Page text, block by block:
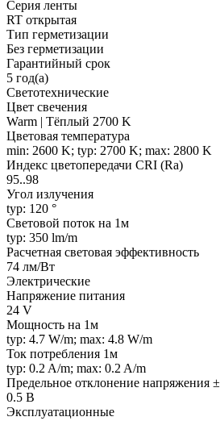
Серия ленты
RT открытая
Тип герметизации
Без герметизации
Гарантийный срок
5 год(а)
Светотехнические
Цвет свечения
Warm | Тёплый 2700 K
Цветовая температура
min: 2600 K; typ: 2700 K; max: 2800 K
Индекс цветопередачи CRI (Ra)
95..98
Угол излучения
typ: 120 °
Световой поток на 1м
typ: 350 lm/m
Расчетная световая эффективность
74 лм/Вт
Электрические
Напряжение питания
24 V
Мощность на 1м
typ: 4.7 W/m; max: 4.8 W/m
Ток потребления 1м
typ: 0.2 A/m; max: 0.2 A/m
Предельное отклонение напряжения ±
0.5 В
Эксплуатационные